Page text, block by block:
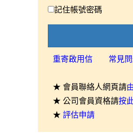
記住帳號密碼
重寄啟用信 常見
★ 會員聯絡人網頁請
★ 公司會員資格請按
★ 評估申請